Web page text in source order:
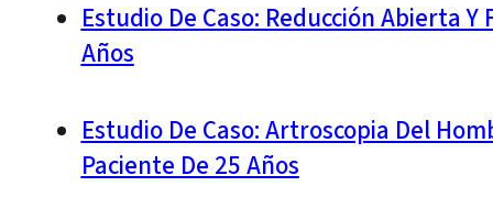
Estudio De Caso: Reducción Abierta
Años
Estudio De Caso: Artroscopia Del
Paciente De 25 Años